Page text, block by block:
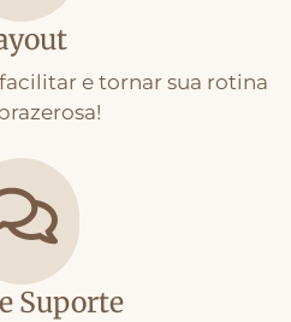
e tornar sua rotina
Suporte